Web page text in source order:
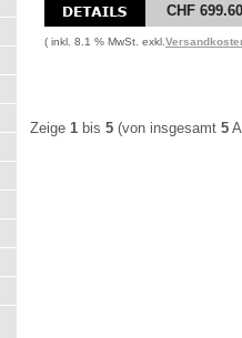
CHF 699.60
( inkl. 8.1 % MwSt. exkl.
Zeige 1 bis 5 (von insgesamt 5